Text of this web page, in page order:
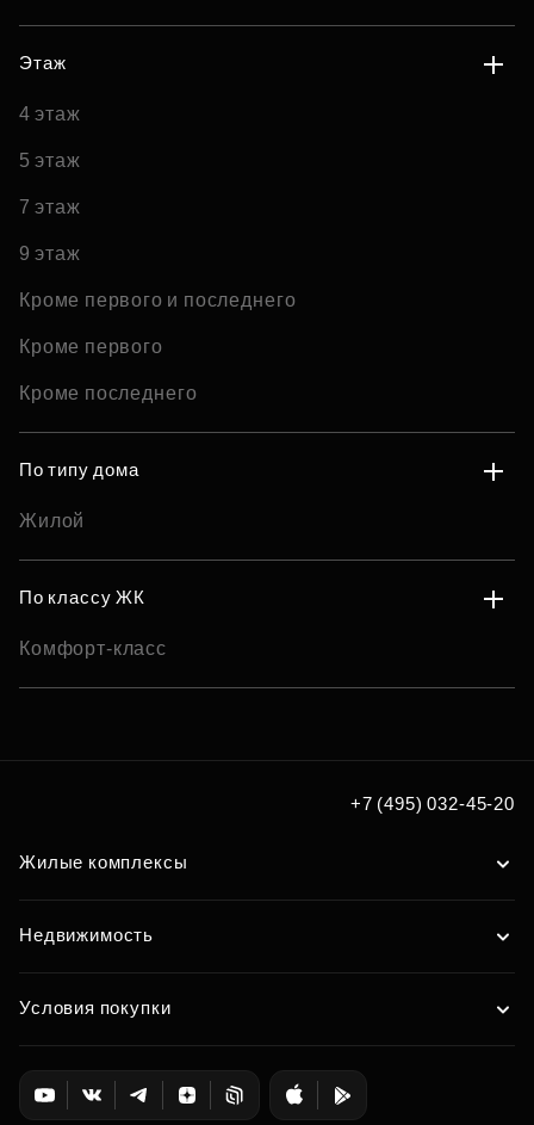
Этаж
4 этаж
5 этаж
7 этаж
9 этаж
Кроме первого и последнего
Кроме первого
Кроме последнего
По типу дома
Жилой
По классу ЖК
Комфорт-класс
+7 (495) 032-45-20
Жилые комплексы
Недвижимость
Условия покупки